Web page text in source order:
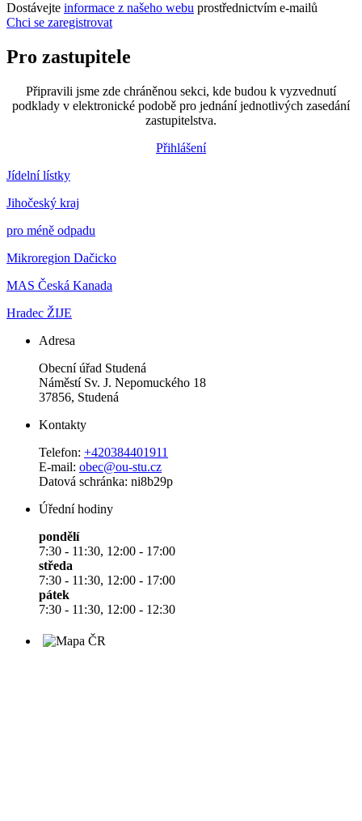
Dostávejte informace z našeho webu prostřednictvím e-mailů
Chci se zaregistrovat
Pro zastupitele
Připravili jsme zde chráněnou sekci, kde budou k vyzvednutí
podklady v elektronické podobě pro jednání jednotlivých zasedání
zastupitelstva.
Přihlášení
Jídelní lístky
Jihočeský kraj
pro méně odpadu
Mikroregion Dačicko
MAS Česká Kanada
Hradec ŽIJE
Adresa
Obecní úřad Studená
Náměstí Sv. J. Nepomuckého 18
37856, Studená
Kontakty
Telefon: +420384401911
E-mail: obec@ou-stu.cz
Datová schránka: ni8b29p
Úřední hodiny
pondělí
7:30 - 11:30, 12:00 - 17:00
středa
7:30 - 11:30, 12:00 - 17:00
pátek
7:30 - 11:30, 12:00 - 12:30